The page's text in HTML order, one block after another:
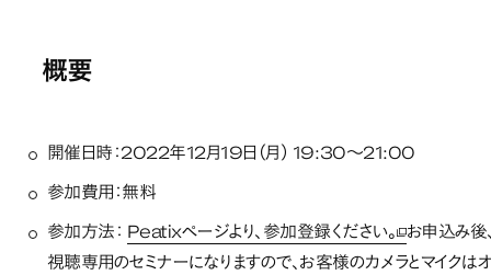
概要
開催日時：2022年12月19日（月） 19:30〜21:00
参加費用：無料
参加方法： Peatixページより、参加登録ください。新しいタブで
お申込み後
視聴専用のセミナーになりますので、お客様のカメラとマイクは